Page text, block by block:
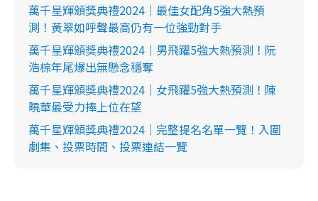
萬千星輝頒獎典禮2024｜最佳女配角5強大熱預
測！黃翠如呼聲最高仍有一位強勁對手
萬千星輝頒獎典禮2024｜男飛躍5強大熱預測！阮
浩棕年尾爆出無懸念穩奪
萬千星輝頒獎典禮2024｜女飛躍5強大熱預測！陳
曉華最受力捧上位在望
萬千星輝頒獎典禮2024｜完整提名名單一覽！入圍
劇集、投票時間、投票連結一覽